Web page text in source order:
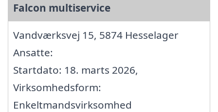
Falcon multiservice
Vandværksvej 15, 5874 Hesselager
Ansatte:
Startdato: 18. marts 2026,
Virksomhedsform:
Enkeltmandsvirksomhed